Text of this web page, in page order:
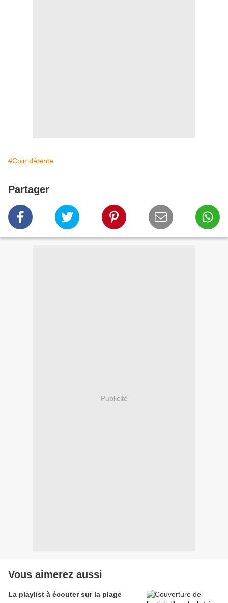
#Coin détente
Partager
Publicité
Vous aimerez aussi
La playlist à écouter sur la plage